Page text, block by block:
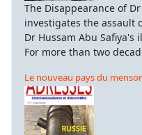
The Disappearance of
investigates the assault
Dr Hussam Abu
For more than two
Le nouveau pays du